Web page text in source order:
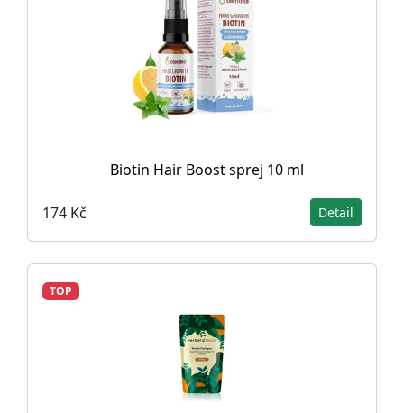
Biotin Hair Boost sprej 10 ml
174 Kč Detail
TOP